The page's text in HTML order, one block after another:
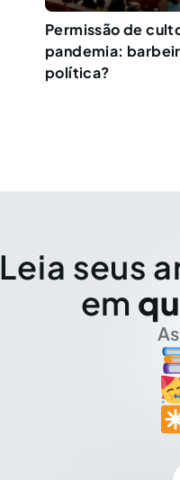
Permissão de
pandemia:
política?
Leia seus
em